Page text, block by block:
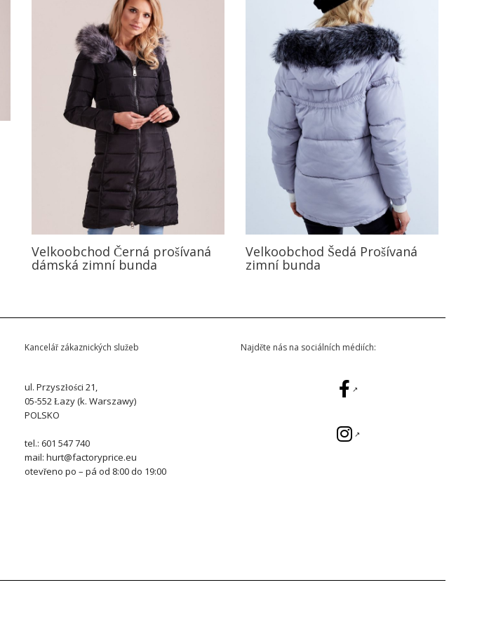
Velkoobchod Černá prošívaná
dámská zimní bunda
Velkoobchod Šedá Prošívaná
zimní bunda
Kancelář zákaznických služeb
ul. Przyszłości 21,
05-552 Łazy (k. Warszawy)
POLSKO
tel.: 601 547 740
mail: hurt@factoryprice.eu
otevřeno po – pá od 8:00 do 19:00
Najděte nás na sociálních médiích: